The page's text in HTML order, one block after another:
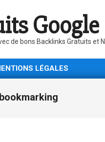
Google
de bons Backlinks Gratuits et
LÉGALES